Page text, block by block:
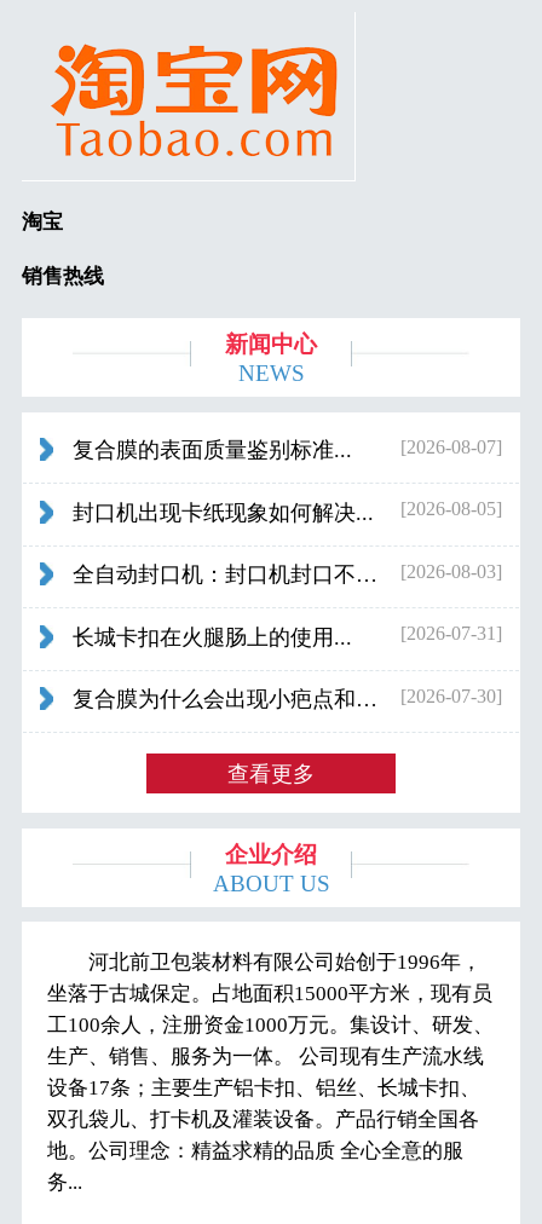
淘宝
销售热线
新闻中心
NEWS
复合膜的表面质量鉴别标准... [2026-08-07]
封口机出现卡纸现象如何解决... [2026-08-05]
全自动封口机：封口机封口不好应检查什... [2026-08-03]
长城卡扣在火腿肠上的使用... [2026-07-31]
复合膜为什么会出现小疤点和波浪纹... [2026-07-30]
查看更多
企业介绍
ABOUT US
河北前卫包装材料有限公司始创于1996年，
坐落于古城保定。占地面积15000平方米，现有员
工100余人，注册资金1000万元。集设计、研发、
生产、销售、服务为一体。 公司现有生产流水线
设备17条；主要生产铝卡扣、铝丝、长城卡扣、
双孔袋儿、打卡机及灌装设备。产品行销全国各
地。公司理念：精益求精的品质 全心全意的服
务...